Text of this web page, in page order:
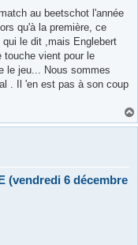
au beetschot l'année
qu'à la première, ce
le dit ,mais Englebert
touche vient pour le
le jeu... Nous sommes
. Il 'en est pas à son coup
(vendredi 6 décembre